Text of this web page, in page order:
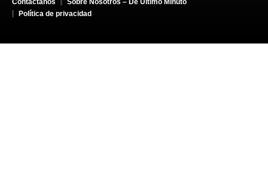
Contáctanos
Sobre Nosotros – De Último Minuto
Política de privacidad